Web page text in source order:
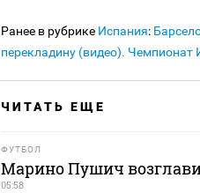
Ранее в рубрике Испания:
перекладину (видео). Чемпионат
ЧИТАТЬ ЕЩЕ
ФУТБОЛ
Марино Пушич
05:58